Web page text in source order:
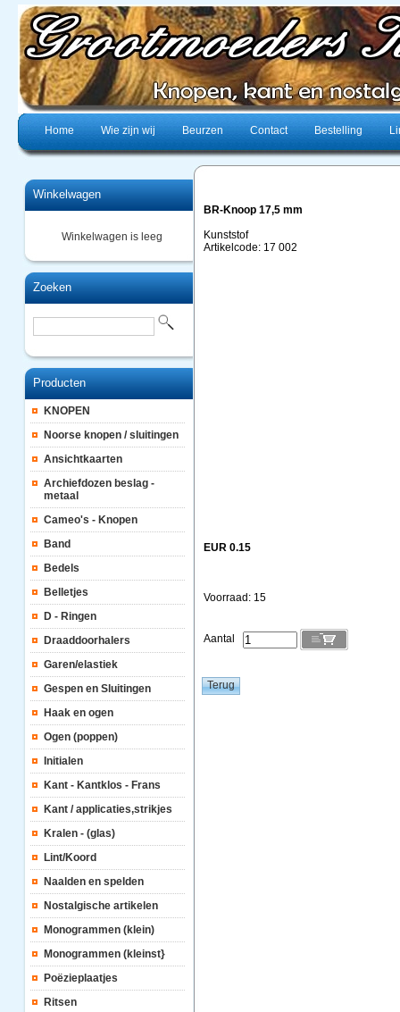
Home Wie zijn wij Beurzen Contact Bestelling
Winkelwagen
Winkelwagen is leeg
Zoeken
Producten
KNOPEN
Noorse knopen / sluitingen
Ansichtkaarten
Archiefdozen beslag -
metaal
Cameo's - Knopen
Band
Bedels
Belletjes
D - Ringen
Draaddoorhalers
Garen/elastiek
Gespen en Sluitingen
Haak en ogen
Ogen (poppen)
Initialen
Kant - Kantklos - Frans
Kant / applicaties,strikjes
Kralen - (glas)
Lint/Koord
Naalden en spelden
Nostalgische artikelen
Monogrammen (klein)
Monogrammen (kleinst}
Poëzieplaatjes
Ritsen
BR-Knoop 17,5 mm
Kunststof
Artikelcode: 17 002
EUR 0.15
Voorraad: 15
Aantal